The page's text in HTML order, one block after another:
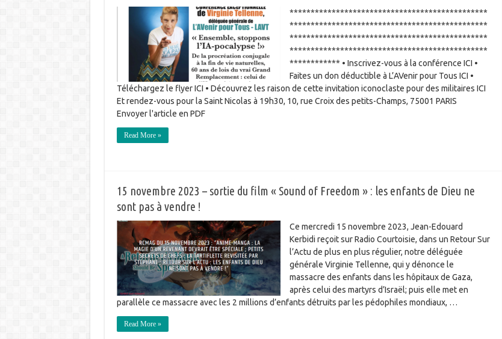
***********************************************
***********************************************
***********************************************
***********************************************
************ • Inscrivez-vous à la conférence ICI •
Faites un don déductible à L’AVenir pour Tous ICI •
Téléchargez le flyer ICI • Découvrez les raison de cette invitation iconoclaste pour des militaires ICI
Et rendez-vous pour la Saint Nicolas à 19h30, 10, rue Croix des petits-Champs, 75001 PARIS
Envoyer l'article en PDF
Read More »
15 novembre 2023 – sortie du film « Sound of Freedom » : les enfants de Dieu ne
sont pas à vendre !
Ce mercredi 15 novembre 2023, Jean-Edouard
Kerbidi reçoit sur Radio Courtoisie, dans un Retour Sur
l’Actu de plus en plus régulier, notre déléguée
générale Virginie Tellenne, qui y dénonce le
massacre des enfants dans les hôpitaux de Gaza,
après celui des martyrs d’Israël; puis elle met en
parallèle ce massacre avec les 2 millions d’enfants détruits par les pédophiles mondiaux, …
Read More »